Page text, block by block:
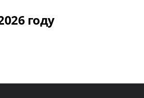
году